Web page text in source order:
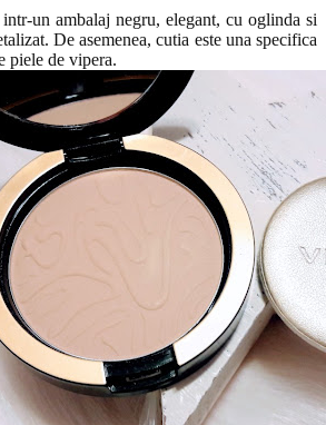
un ambalaj negru, elegant, cu oglinda si
De asemenea, cutia este una specifica
piele de vipera.